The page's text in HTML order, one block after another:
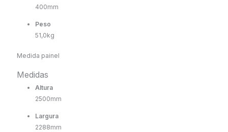
400mm
Peso
51,0kg
Medida painel
Medidas
Altura
2500mm
Largura
2288mm